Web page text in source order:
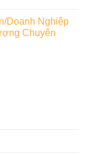
Doanh Nghiệp
Chuyên